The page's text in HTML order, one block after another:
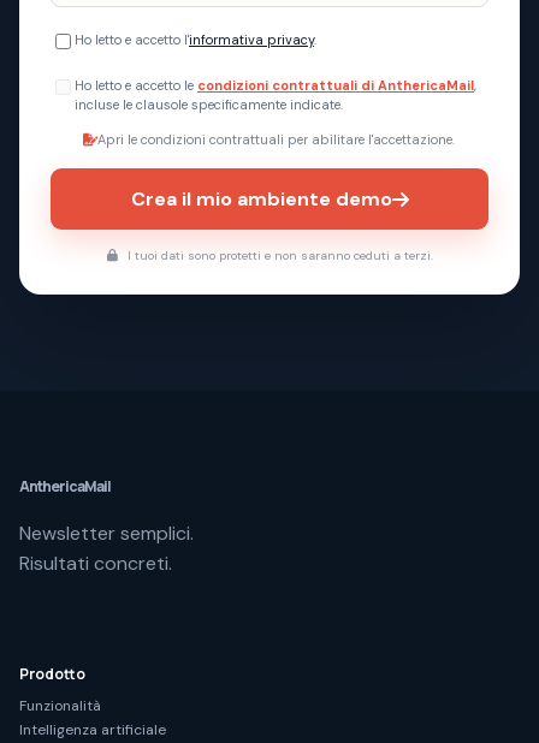
Ho letto e accetto l'informativa privacy.
Ho letto e accetto le condizioni contrattuali di AnthericaMail,
incluse le clausole specificamente indicate.
Apri le condizioni contrattuali per abilitare l'accettazione.
Crea il mio ambiente demo
I tuoi dati sono protetti e non saranno ceduti a terzi.
AnthericaMail
Newsletter semplici.
Risultati concreti.
Prodotto
Funzionalità
Intelligenza artificiale